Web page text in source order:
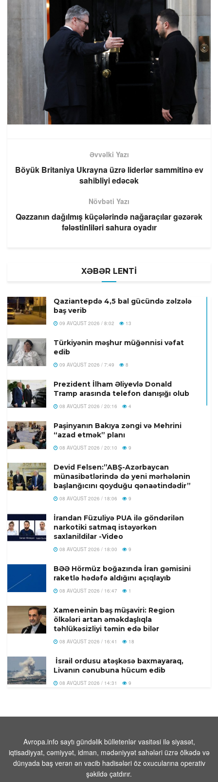
Əvvəlki Yazı
Böyük Britaniya Ukrayna üzrə liderlər sammitinə ev
sahibliyi edəcək
Növbəti Yazı
Qəzzanın dağılmış küçələrində nağaraçılar gəzərək
fələstinliləri sahura oyadır
XƏBƏR LENTİ
Qaziantepdə 4,5 bal gücündə zəlzələ
baş verib
09 AVQUST 2026 / 8:02 13
Türkiyənin məşhur müğənnisi vəfat
edib
09 AVQUST 2026 / 7:49 8
Prezident İlham Əliyevlə Donald
Tramp arasında telefon danışığı olub
08 AVQUST 2026 / 20:16 4
Paşinyanın Bakıya zəngi və Mehrini
“azad etmək” planı
08 AVQUST 2026 / 20:10 9
Devid Felsen:”ABŞ-Azərbaycan
münasibətlərində də yeni mərhələnin
başlanğıcını qoyduğu qənaətindədir”
08 AVQUST 2026 / 18:06 9
İrandan Füzuliyə PUA ilə göndərilən
narkotiki satmaq istəyərkən
saxlanildilar -Video
08 AVQUST 2026 / 18:00 9
BƏƏ Hörmüz boğazında İran gəmisini
raketlə hədəfə aldığını açıqlayıb
08 AVQUST 2026 / 16:47 1
Xameneinin baş müşaviri: Region
ölkələri artan əməkdaşlıqla
təhlükəsizliyi təmin edə bilər
08 AVQUST 2026 / 16:41 18
İsrail ordusu atəşkəsə baxmayaraq,
Livanın cənubuna hücum edib
08 AVQUST 2026 / 14:31 9
Miroshnik: Kanada Rusiyanın
Ukraynadan uşaq oğurlaması ilə bağlı
mifi ən fəal şəkildə dəstəkləyir
08 AVQUST 2026 / 11:58 9
Avropa.info saytı gündəlik bülletenlər vasitəsi ilə siyasət,
iqtisadiyyat, cəmiyyət, idman, mədəniyyət sahələri üzrə ölkədə və
dünyada baş verən ən vacib hadisələri öz oxucularına operativ
şəkildə çatdırır.